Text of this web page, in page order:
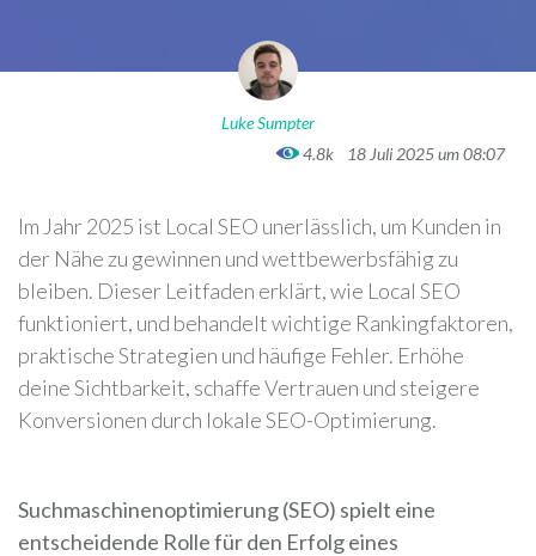
Luke Sumpter
4.8k
18 Juli 2025 um 08:07
Im Jahr 2025 ist Local SEO unerlässlich, um Kunden in
der Nähe zu gewinnen und wettbewerbsfähig zu
bleiben. Dieser Leitfaden erklärt, wie Local SEO
funktioniert, und behandelt wichtige Rankingfaktoren,
praktische Strategien und häufige Fehler. Erhöhe
deine Sichtbarkeit, schaffe Vertrauen und steigere
Konversionen durch lokale SEO-Optimierung.
Suchmaschinenoptimierung (SEO) spielt eine
entscheidende Rolle für den Erfolg eines